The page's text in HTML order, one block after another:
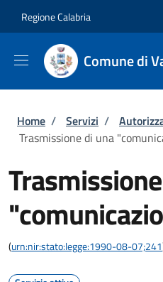
Regione Calabria
Comune di
Briciole di
Home / Servizi /
Trasmissione di una
(urn:nir:stato:legge:1990-08-07;241